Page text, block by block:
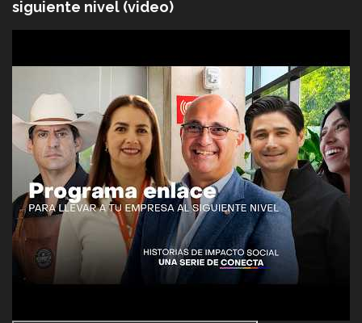
siguiente nivel (video)